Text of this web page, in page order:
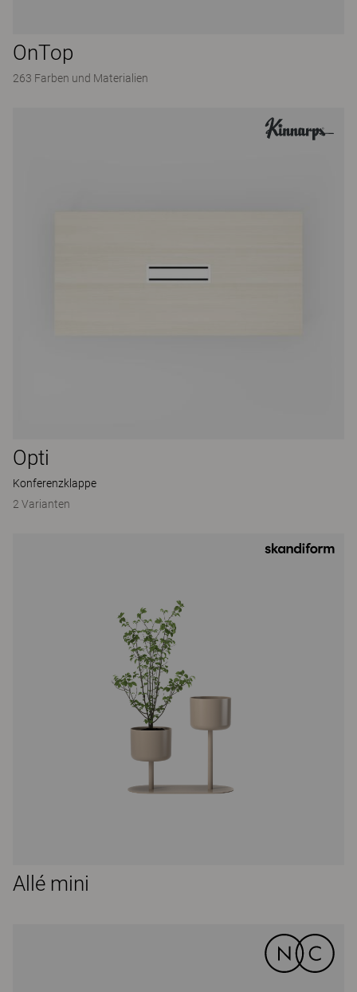
OnTop
263 Farben und Materialien
Opti
Konferenzklappe
2 Varianten
Allé mini